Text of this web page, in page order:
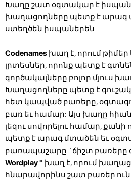
Խաղը շատ օգտակար է
խաղացողները պետք է արագ
ստեղծեն իսպաներեն
Codenames խաղ է, որում
լրտեսներ, որոնք պետք է
գործակալները բոլոր մյուս
Խաղացողները պետք է
հետ կապված բառերը,
բառ եւ համար: Այս խաղը
լեզու սովորելու համար,
պետք է արագ մտածեն եւ
բառապաշարը `ճիշտ բառերը
Wordplay " խաղ է, որում
հնարավորինս շատ բառեր